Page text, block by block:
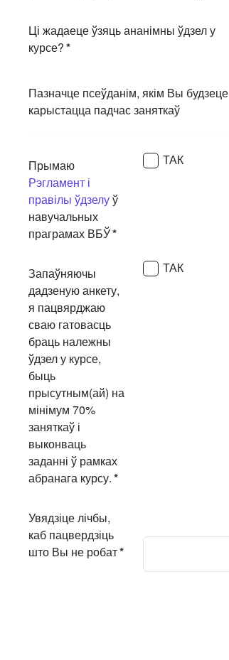
Ці жадаеце ўзяць ананімны ўдзел у
курсе?*
Пазначце псеўданім, якім Вы будзеце
карыстацца падчас заняткаў
Прымаю
Рэгламент і
правілы ўдзелуў
навучальных
праграмах ВБЎ*
ТАК
Запаўняючы
дадзеную анкету,
я пацвярджаю
сваю гатовасць
браць належны
ўдзел у курсе,
быць
прысутным(ай) на
мінімум 70%
заняткаў і
выконваць
заданні ў рамках
абранага курсу.*
ТАК
Увядзіце лічбы,
каб пацвердзіць
што Вы не робат*